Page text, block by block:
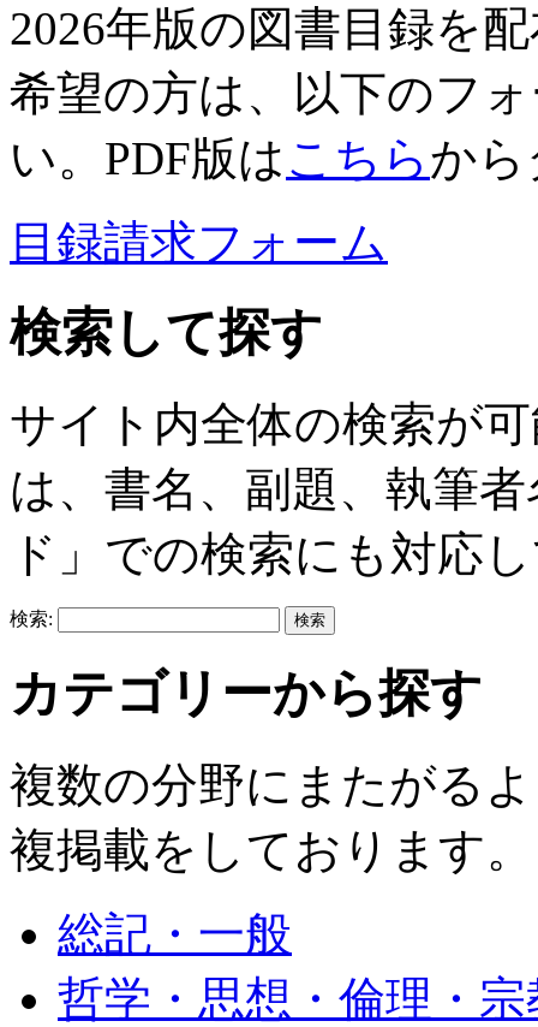
2026年版の図書目録を
希望の方は、以下のフ
い。PDF版はこちらか
目録請求フォーム
検索して探す
サイト内全体の検索が
は、書名、副題、執筆
ド」での検索にも対応
検索:
カテゴリーから探す
複数の分野にまたがる
複掲載をしております。
総記・一般
哲学・思想・倫理・宗